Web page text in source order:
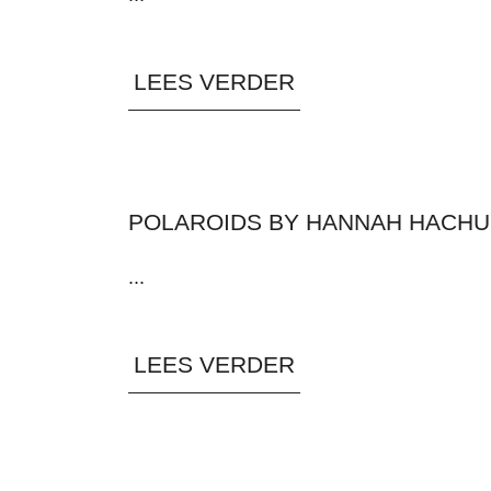
LEES VERDER
POLAROIDS BY HANNAH
...
LEES VERDER